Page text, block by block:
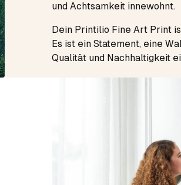
und Achtsamkeit innewohnt.
Dein Printilio Fine Art Print
Es ist ein Statement, eine
Qualität und Nachhaltigkeit